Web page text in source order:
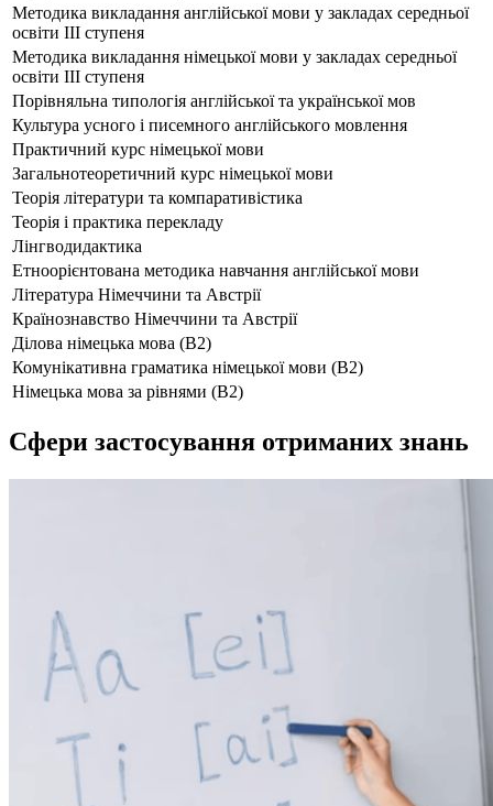
Методика викладання англійської мови у закладах середньої
освіти ІІІ ступеня
Методика викладання німецької мови у закладах середньої
освіти ІІІ ступеня
Порівняльна типологія англійської та української мов
Культура усного і писемного англійського мовлення
Практичний курс німецької мови
Загальнотеоретичний курс німецької мови
Теорія літератури та компаративістика
Теорія і практика перекладу
Лінгводидактика
Етноорієнтована методика навчання англійської мови
Література Німеччини та Австрії
Країнознавство Німеччини та Австрії
Ділова німецька мова (В2)
Комунікативна граматика німецької мови (В2)
Німецька мова за рівнями (В2)
Сфери застосування отриманих знань